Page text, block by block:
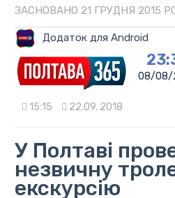
ЗАСНОВАНО 21 ГРУДНЯ 2015
Додаток для Android
08/08/
15:15 22.09. 2018
У Полтаві
незвичну
екскурсію